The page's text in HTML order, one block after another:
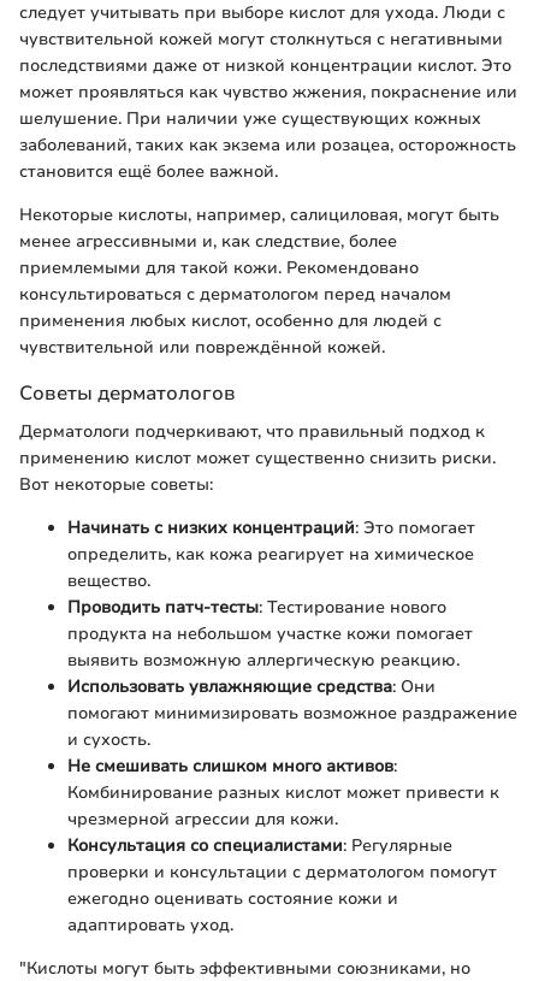
следует учитывать при выборе кислот для ухода. Люди с
чувствительной кожей могут столкнуться с негативными
последствиями даже от низкой концентрации кислот. Это
может проявляться как чувство жжения, покраснение или
шелушение. При наличии уже существующих кожных
заболеваний, таких как экзема или розацеа, осторожность
становится ещё более важной.
Некоторые кислоты, например, салициловая, могут быть
менее агрессивными и, как следствие, более
приемлемыми для такой кожи. Рекомендовано
консультироваться с дерматологом перед началом
применения любых кислот, особенно для людей с
чувствительной или повреждённой кожей.
Советы дерматологов
Дерматологи подчеркивают, что правильный подход к
применению кислот может существенно снизить риски.
Вот некоторые советы:
Начинать с низких концентраций: Это помогает
определить, как кожа реагирует на химическое
вещество.
Проводить патч-тесты: Тестирование нового
продукта на небольшом участке кожи помогает
выявить возможную аллергическую реакцию.
Использовать увлажняющие средства: Они
помогают минимизировать возможное раздражение
и сухость.
Не смешивать слишком много активов:
Комбинирование разных кислот может привести к
чрезмерной агрессии для кожи.
Консультация со специалистами: Регулярные
проверки и консультации с дерматологом помогут
ежегодно оценивать состояние кожи и
адаптировать уход.
"Кислоты могут быть эффективными союзниками, но